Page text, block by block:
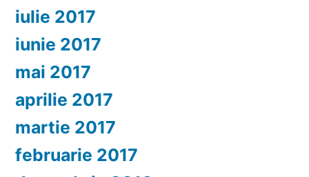
iulie 2017
iunie 2017
mai 2017
aprilie 2017
martie 2017
februarie 2017